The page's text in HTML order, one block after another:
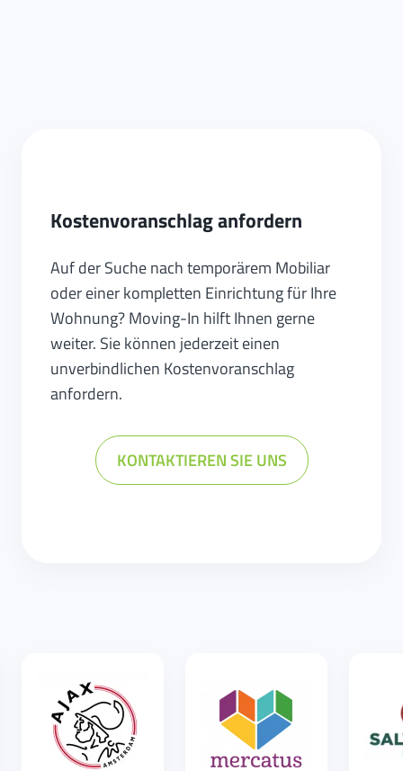
Kostenvoranschlag anfordern
Auf der Suche nach temporärem Mobiliar
oder einer kompletten Einrichtung für Ihre
Wohnung? Moving-In hilft Ihnen gerne
weiter. Sie können jederzeit einen
unverbindlichen Kostenvoranschlag
anfordern.
KONTAKTIEREN SIE UNS